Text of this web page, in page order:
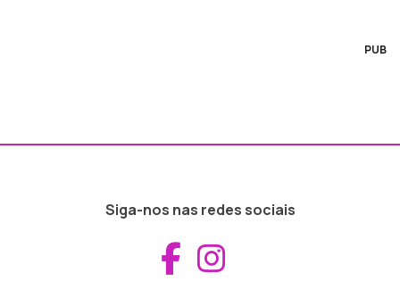
PUB
Siga-nos nas redes sociais
Aceder ao